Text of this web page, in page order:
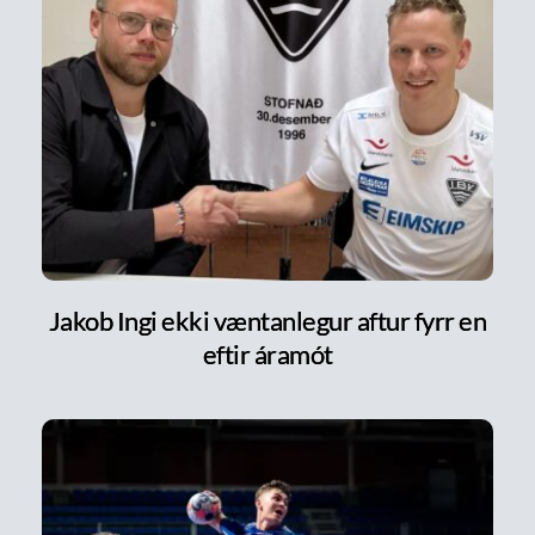
Jakob Ingi ekki væntanlegur aftur fyrr en
eftir áramót